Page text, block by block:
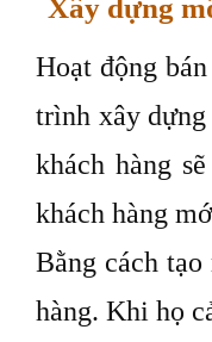
Xây dựng
Hoạt động
trình xây
khách hàng
khách hàng
Bằng cách
hàng. Khi họ